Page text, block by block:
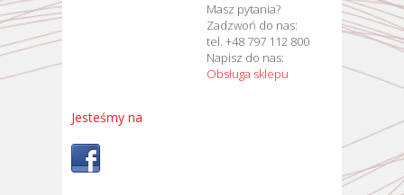
Masz pytania?
Zadzwoń do nas:
tel. +48 797 112 800
Napisz do nas:
Obsługa sklepu
Jesteśmy na